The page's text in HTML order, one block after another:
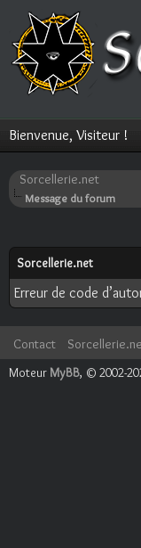
Bienvenue, Visiteur !
Sorcellerie.net
Message du forum
Sorcellerie.net
Erreur de code
Contact
Moteur MyBB, © 2002-